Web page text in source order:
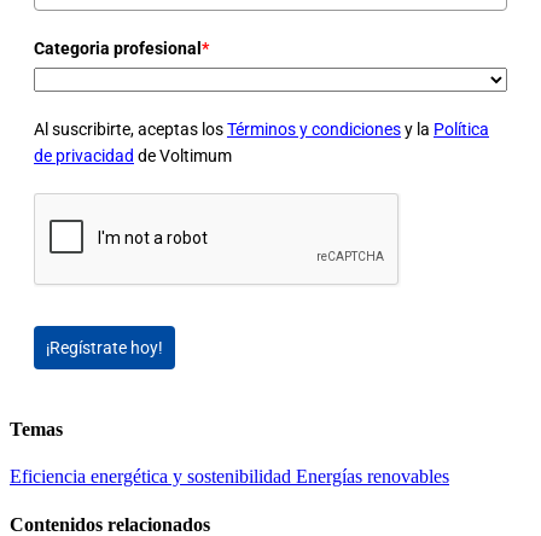
Categoria profesional *
Al suscribirte, aceptas losTérminos y condicionesy la Política
de privacidad de Voltimum
¡Regístrate hoy!
Temas
Eficiencia energética y sostenibilidad Energías renovables
Contenidos relacionados